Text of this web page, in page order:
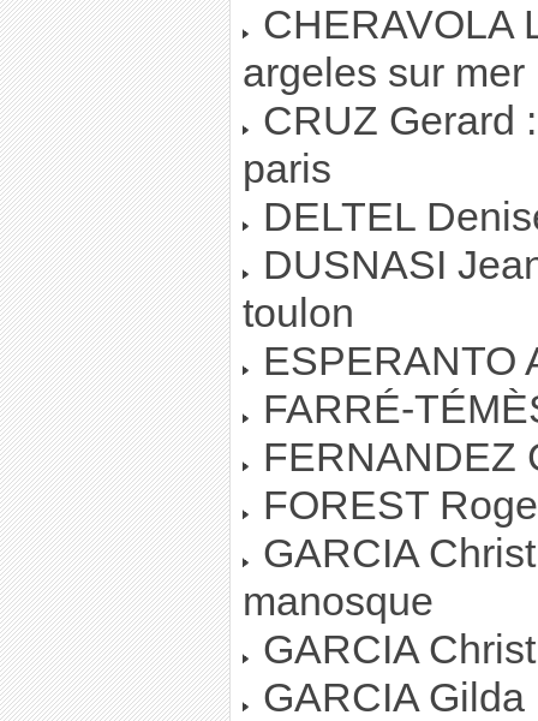
CHERAVOLA
argeles sur mer
CRUZ Gerard
paris
DELTEL
DUSNASI
toulon
ESPERANTO
FARRÉ-
FERNANDEZ
FOREST
GARCIA
manosque
GARCIA
GARCIA Gilda